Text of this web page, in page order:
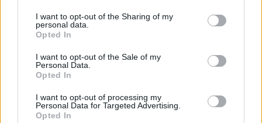
I want to opt-out of the Sharing of my
personal data.
Opted In
I want to opt-out of the Sale of my
Personal Data.
Opted In
I want to opt-out of processing my
Personal Data for Targeted Advertising.
Opted In